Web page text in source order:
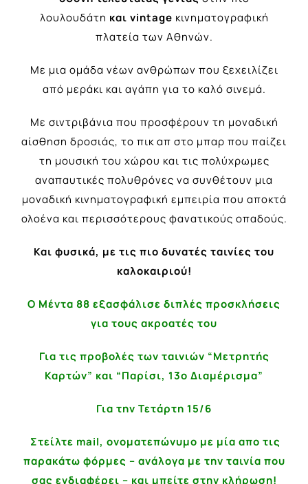
λουλουδάτη και vintage κινηματογραφική
πλατεία των Αθηνών.
Με μια ομάδα νέων ανθρώπων που ξεχειλίζει
από μεράκι και αγάπη για το καλό σινεμά.
Με σιντριβάνια που προσφέρουν τη μοναδική
αίσθηση δροσιάς, το πικ απ στο μπαρ που παίζει
τη μουσική του χώρου και τις πολύχρωμες
αναπαυτικές πολυθρόνες να συνθέτουν μια
μοναδική κινηματογραφική εμπειρία που αποκτά
ολοένα και περισσότερους φανατικούς οπαδούς.
Και φυσικά, με τις πιο δυνατές ταινίες του
καλοκαιριού!
Ο Μέντα 88 εξασφάλισε διπλές προσκλήσεις
για τους ακροατές του
Για τις προβολές των ταινιών “Μετρητής
Καρτών” και “Παρίσι, 13ο Διαμέρισμα”
Για την Τετάρτη 15/6
Στείλτε mail, ονοματεπώνυμο με μία απο τις
παρακάτω φόρμες – ανάλογα με την ταινία που
σας ενδιαφέρει – και μπείτε στην κλήρωση!